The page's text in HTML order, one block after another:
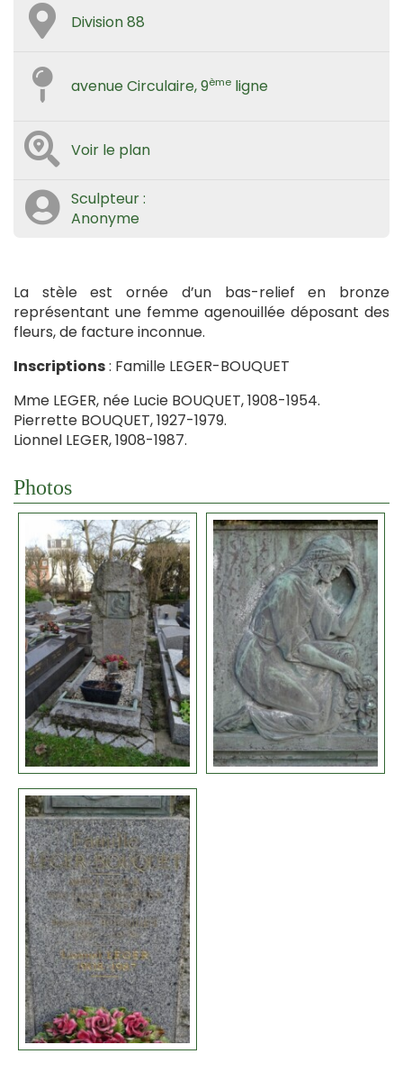
Division 88
avenue Circulaire, 9ème ligne
Voir le plan
Sculpteur :
Anonyme
La stèle est ornée d’un bas-relief en bronze
représentant une femme agenouillée déposant des
fleurs, de facture inconnue.
Inscriptions: Famille LEGER-BOUQUET
Mme LEGER, née Lucie BOUQUET, 1908-1954.
Pierrette BOUQUET, 1927-1979.
Lionnel LEGER, 1908-1987.
Photos